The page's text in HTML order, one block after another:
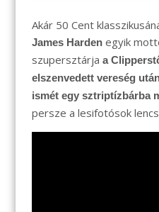
Akár 50 Cent
James Hardenegyik
szupersztárja a
elszenvedett vereség
ismét egy sztriptízbárba
persze a lesifotósok